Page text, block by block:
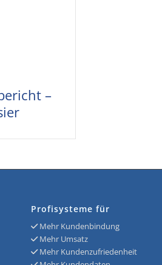
–
Profisysteme für
Mehr Kundenbindung
Mehr Umsatz
Mehr Kundenzufriedenheit